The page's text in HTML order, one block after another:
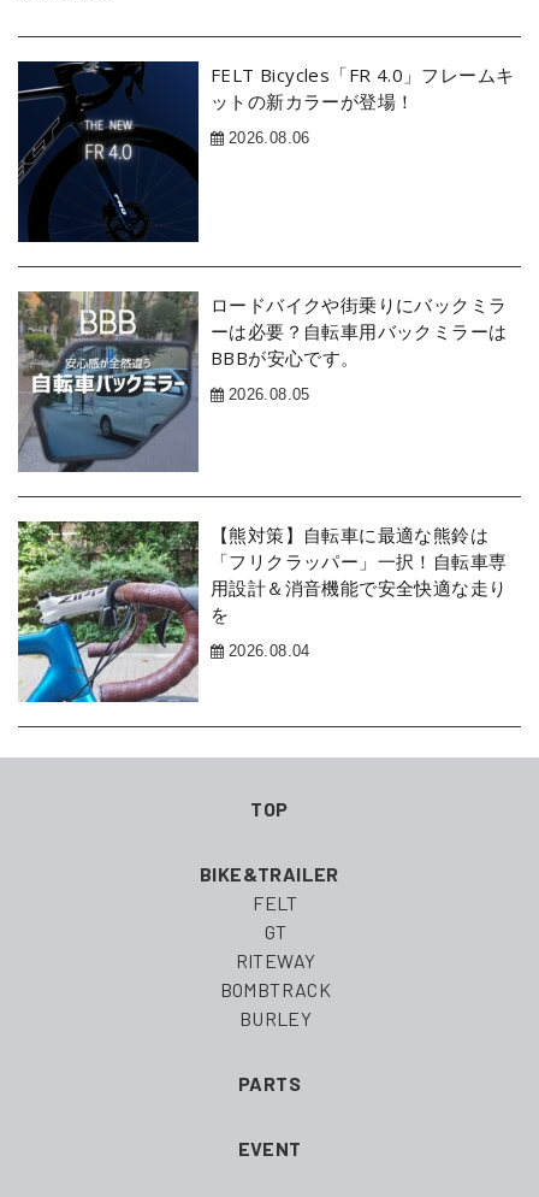
FELT Bicycles「FR 4.0」フレームキ
ットの新カラーが登場！
2026.08.06
ロードバイクや街乗りにバックミラ
ーは必要？自転車用バックミラーは
BBBが安心です。
2026.08.05
【熊対策】自転車に最適な熊鈴は
「フリクラッパー」一択！自転車専
用設計＆消音機能で安全快適な走り
を
2026.08.04
TOP
BIKE&TRAILER
FELT
GT
RITEWAY
BOMBTRACK
BURLEY
PARTS
EVENT